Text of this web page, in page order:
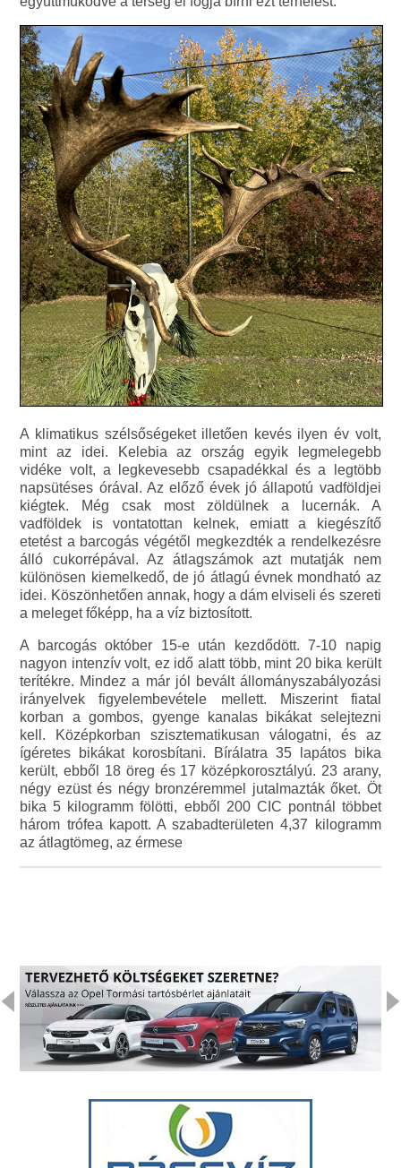
A klimatikus szélsőségeket illetően kevés ilyen év volt,
mint az idei. Kelebia az ország egyik legmelegebb
vidéke volt, a legkevesebb csapadékkal és a legtöbb
napsütéses órával. Az előző évek jó állapotú vadföldjei
kiégtek. Még csak most zöldülnek a lucernák. A
vadföldek is vontatottan kelnek, emiatt a kiegészítő
etetést a barcogás végétől megkezdték a rendelkezésre
álló cukorrépával. Az átlagszámok azt mutatják nem
különösen kiemelkedő, de jó átlagú évnek mondható az
idei. Köszönhetően annak, hogy a dám elviseli és szereti
a meleget főképp, ha a víz biztosított.
A barcogás október 15-e után kezdődött. 7-10 napig
nagyon intenzív volt, ez idő alatt több, mint 20 bika került
terítékre. Mindez a már jól bevált állományszabályozási
irányelvek figyelembevétele mellett. Miszerint fiatal
korban a gombos, gyenge kanalas bikákat selejtezni
kell. Középkorban szisztematikusan válogatni, és az
ígéretes bikákat korosbítani. Bírálatra 35 lapátos bika
került, ebből 18 öreg és 17 középkorosztályú. 23 arany,
négy ezüst és négy bronzéremmel jutalmazták őket. Öt
bika 5 kilogramm fölötti, ebből 200 CIC pontnál többet
három trófea kapott. A szabadterületen 4,37 kilogramm
az átlagtömeg, az érmese